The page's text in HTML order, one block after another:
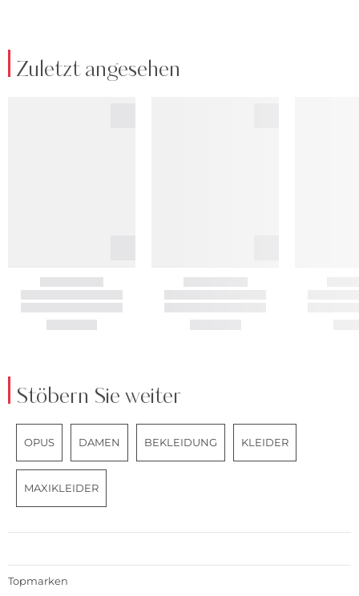
Zuletzt angesehen
Stöbern Sie weiter
OPUS DAMEN BEKLEIDUNG KLEIDER
MAXIKLEIDER
Topmarken